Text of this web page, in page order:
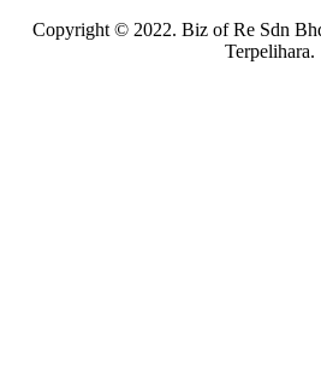
Copyright © 2022. Biz of Re Sdn
Terpelihara.